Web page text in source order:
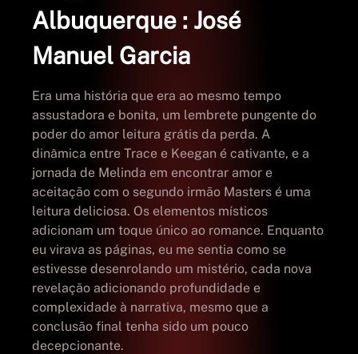
Albuquerque : José
Manuel Garcia
Era uma história que era ao mesmo tempo
assustadora e bonita, um lembrete pungente do
poder do amor leitura grátis da perda. A
dinâmica entre Trace e Keegan é cativante, e a
jornada de Melinda em encontrar amor e
aceitação com o segundo irmão Masters é uma
leitura deliciosa. Os elementos místicos
adicionam um toque único ao romance. Enquanto
eu virava as páginas, eu me sentia como se
estivesse desenrolando um mistério, cada nova
revelação adicionando profundidade e
complexidade à narrativa, mesmo que a
conclusão final tenha sido um pouco
decepcionante.